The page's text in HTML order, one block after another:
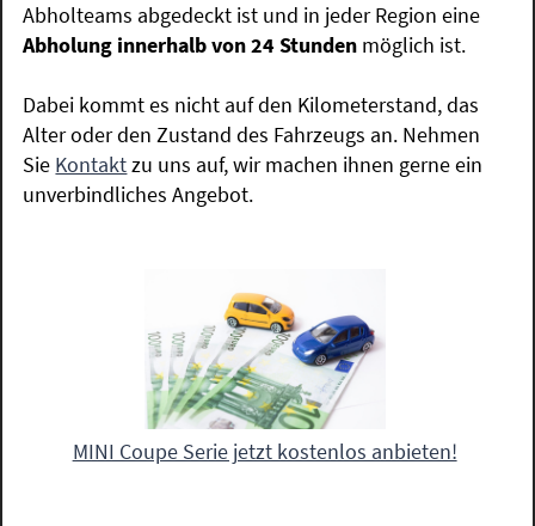
Abholteams abgedeckt ist und in jeder Region eine
Abholung innerhalb von 24 Stunden möglich ist.
Dabei kommt es nicht auf den Kilometerstand, das
Alter oder den Zustand des Fahrzeugs an. Nehmen
Sie Kontaktzu uns auf, wir machen ihnen gerne ein
unverbindliches Angebot.
MINI Coupe Serie jetzt kostenlos anbieten!